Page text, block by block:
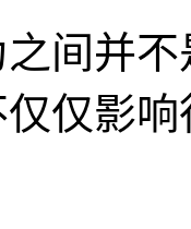
间并
仅影